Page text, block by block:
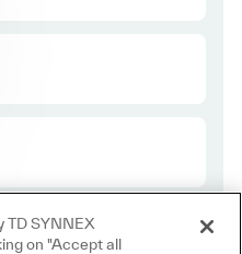
du chatbot
TD SYNNEX
on "Accept all